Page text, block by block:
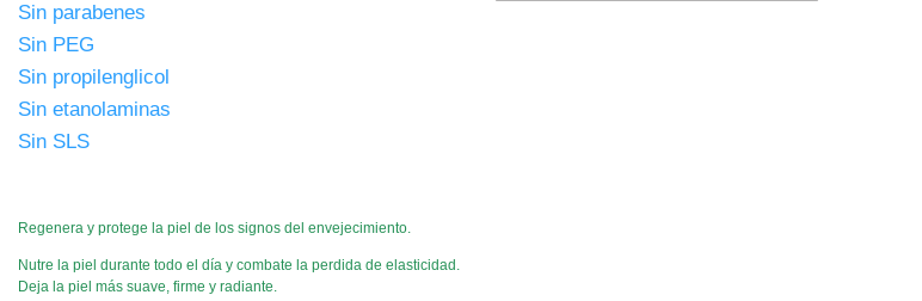
Sin parabenes
Sin PEG
Sin propilenglicol
Sin etanolaminas
Sin SLS
Regenera y protege la piel de los signos del envejecimiento.
Nutre la piel durante todo el día y combate la perdida de elasticidad.
Deja la piel más suave, firme y radiante.